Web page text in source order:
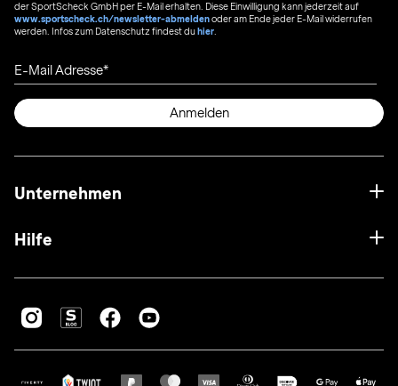
der SportScheck GmbH per E-Mail erhalten. Diese Einwilligung kann jederzeit auf
www.sportscheck.ch/newsletter-abmeldenoder am Ende jeder E-Mail widerrufen
werden. Infos zum Datenschutz findest duhier
E-Mail Adresse
Anmelden
Unternehmen
Hilfe